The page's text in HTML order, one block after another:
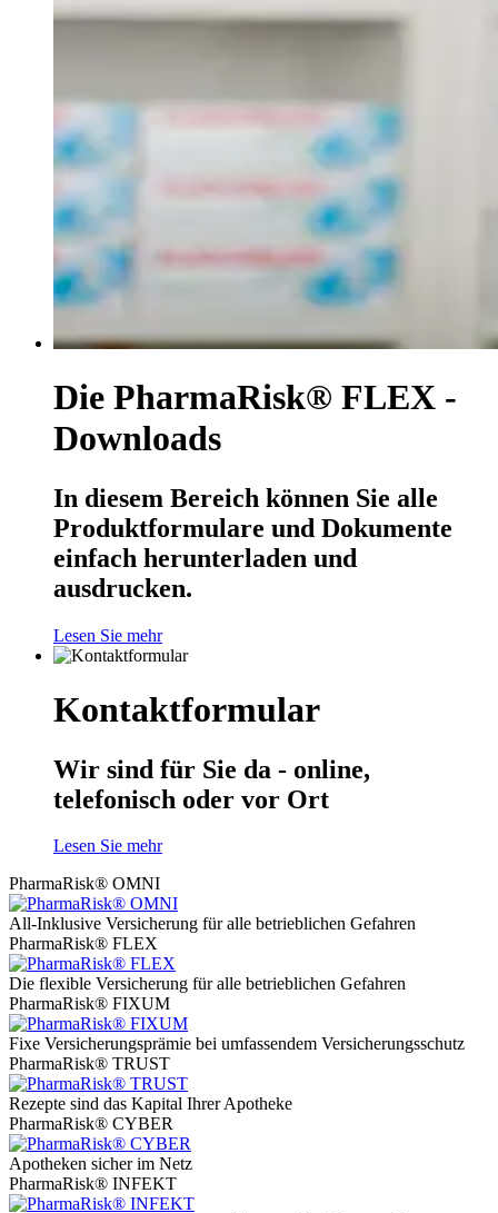
Die PharmaRisk® FLEX -
Downloads
In diesem Bereich können Sie alle
Produktformulare und Dokumente
einfach herunterladen und
ausdrucken.
Lesen Sie mehr
Kontaktformular
Wir sind für Sie da - online,
telefonisch oder vor Ort
Lesen Sie mehr
PharmaRisk® OMNI
All-Inklusive Versicherung für alle betrieblichen Gefahren
PharmaRisk® FLEX
Die flexible Versicherung für alle betrieblichen Gefahren
PharmaRisk® FIXUM
Fixe Versicherungsprämie bei umfassendem Versicherungsschutz
PharmaRisk® TRUST
Rezepte sind das Kapital Ihrer Apotheke
PharmaRisk® CYBER
Apotheken sicher im Netz
PharmaRisk® INFEKT